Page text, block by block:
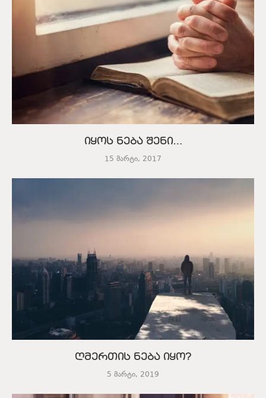
იყოს ნება შენი…
15 მარტი, 2017
ღმერთის ნება იყო?
5 მარტი, 2019